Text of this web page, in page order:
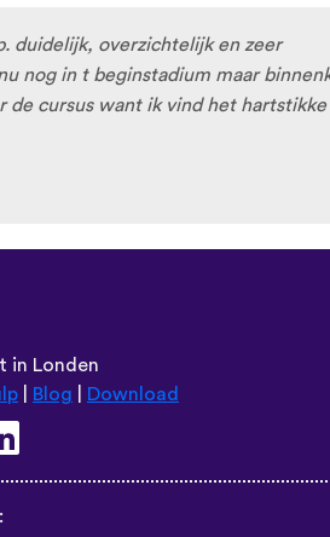
duidelijk, overzichtelijk en zeer
nog in t beginstadium maar
de cursus want ik vind het hartstikke
in Londen
Blog Download